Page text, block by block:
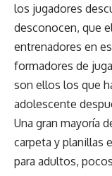
los jugadores
desconocen, que
entrenadores en
formadores de
son ellos los que
adolescente
Una gran mayoría
carpeta y planillas
para adultos,